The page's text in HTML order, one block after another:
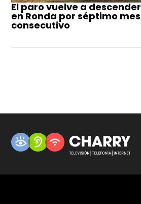
El paro vuelve a descender
en Ronda por séptimo mes
consecutivo